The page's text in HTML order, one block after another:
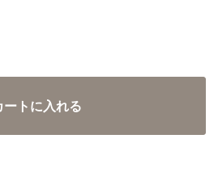
ートに入れる